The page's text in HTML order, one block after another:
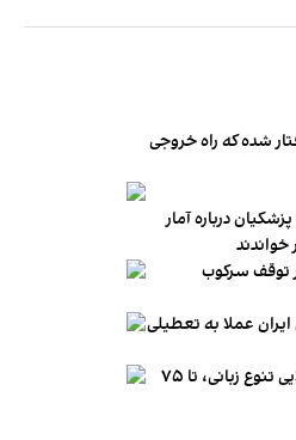
شده که راه خروجی
درباره آمار
خواندند
توقف سرکوب
عملا به تعطیلی
تخمین پژوهشگران: در عصر طلایی تنوع زبانی، تا ۷۵